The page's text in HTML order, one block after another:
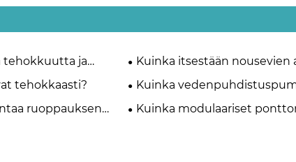
tehokkuutta ja
Kuinka itsestään nousevien
offshore-toimintoja?
tehokkaasti?
Kuinka
puhtaan veden toimituksen
ruoppauksen
Kuinka modulaariset